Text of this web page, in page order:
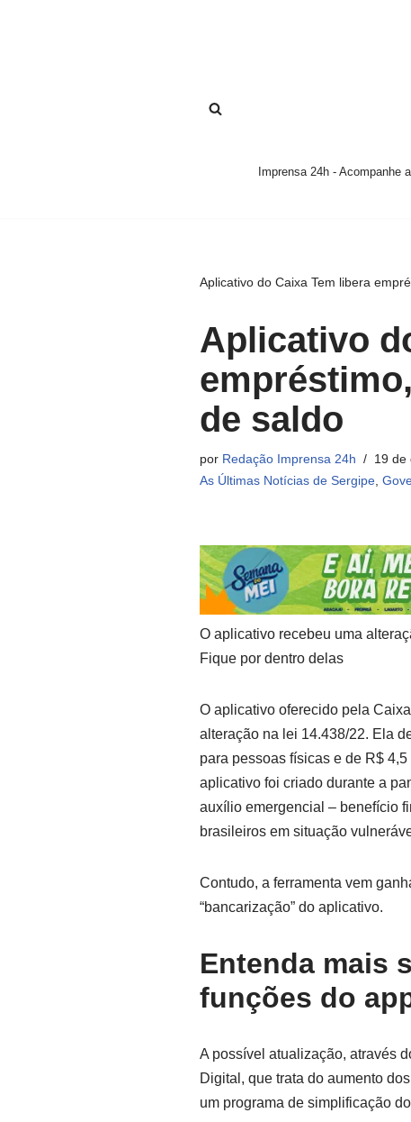
Imprensa 24h - Acompanhe
Aplicativo do Caixa Tem libera
Aplicativo
de saldo
por Redação Imprensa 24h
19 de
As Últimas Notícias de Sergipe
O aplicativo recebeu uma
Fique por dentro delas
O aplicativo oferecido pela
alteração na lei 14.438/22. Ela
para pessoas físicas e de R$
aplicativo foi criado durante a
auxílio emergencial – benefício
brasileiros em situação
Contudo, a ferramenta vem
“bancarização” do aplicativo.
Entenda mais
funções do
A possível atualização, através
Digital, que trata do aumento
um programa de simplificação